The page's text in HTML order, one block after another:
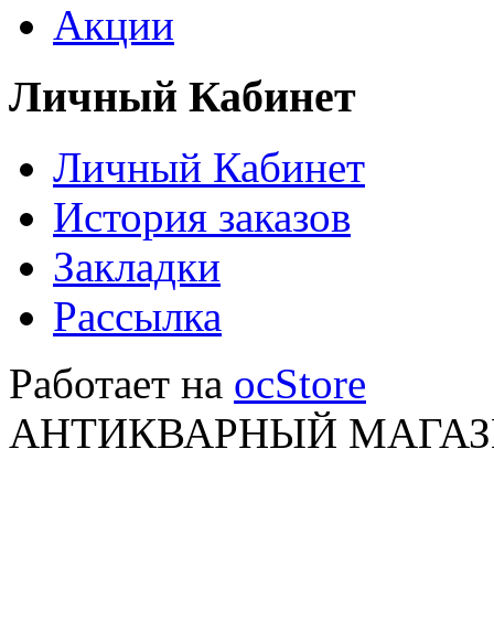
Акции
Личный Кабинет
Личный Кабинет
История заказов
Закладки
Рассылка
Работает на ocStore
АНТИКВАРНЫЙ